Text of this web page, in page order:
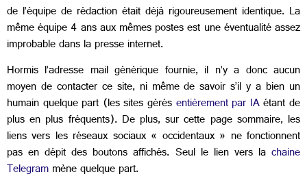
de l’équipe de rédaction était déjà rigoureusement identique. La
même équipe 4 ans aux mêmes postes est une éventualité assez
improbable dans la presse internet.
Hormis l’adresse mail générique fournie, il n’y a donc aucun
moyen de contacter ce site, ni même de savoir s’il y a bien un
humain quelque part (les sites gérésentièrement par IAétant de
plus en plus fréquents). De plus, sur cette page sommaire, les
liens vers les réseaux sociaux « occidentaux » ne fonctionnent
pas en dépit des boutons affichés. Seul le lien vers la chaine
Telegrammène quelque part.